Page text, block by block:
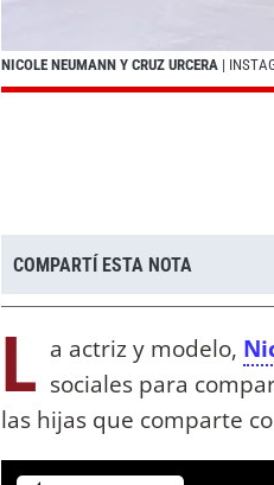
NICOLE NEUMANN Y CRUZ URCERA |
COMPARTÍ ESTA NOTA
L a actriz y modelo,
sociales para
las hijas que comparte